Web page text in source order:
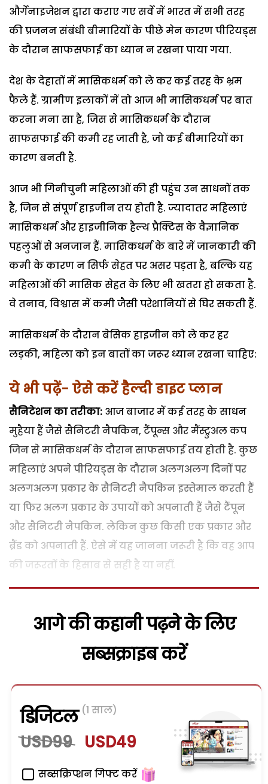
और्गेनाइजेशन द्वारा कराए गए सर्वे में भारत में सभी तरह
की प्रजनन संबंधी बीमारियों के पीछे मेन कारण पीरियड्स
के दौरान साफसफाई का ध्यान न रखना पाया गया.
देश के देहातों में मासिकधर्म को ले कर कई तरह के भ्रम
फैले हैं. ग्रामीण इलाकों में तो आज भी मासिकधर्म पर बात
करना मना सा है, जिस से मासिकधर्म के दौरान
साफसफाई की कमी रह जाती है, जो कई बीमारियों का
कारण बनती है.
आज भी गिनीचुनी महिलाओं की ही पहुंच उन साधनों तक
है, जिन से संपूर्ण हाइजीन तय होती है. ज्यादातर महिलाएं
मासिकधर्म और हाइजीनिक हैल्थ प्रैक्टिस के वैज्ञानिक
पहलुओं से अनजान हैं. मासिकधर्म के बारे में जानकारी की
कमी के कारण न सिर्फ सेहत पर असर पड़ता है, बल्कि यह
महिलाओं की मासिक सेहत के लिए भी खतरा हो सकता है.
वे तनाव, विश्वास में कमी जैसी परेशानियों से घिर सकती हैं.
मासिकधर्म के दौरान बेसिक हाइजीन को ले कर हर
लड़की, महिला को इन बातों का जरूर ध्यान रखना चाहिए:
ये भी पढ़ें- ऐसे करें हैल्दी डाइट प्लान
सैनिटेशन का तरीका: आज बाजार में कई तरह के साधन
मुहैया हैं जैसे सैनिटरी नैपकिन, टैंपून्स और मैंस्ट्रुअल कप
जिन से मासिकधर्म के दौरान साफसफाई तय होती है. कुछ
महिलाएं अपने पीरियड्स के दौरान अलगअलग दिनों पर
अलगअलग प्रकार के सैनिटरी नैपकिन इस्तेमाल करती हैं
या फिर अलग प्रकार के उपायों को अपनाती हैं जैसे टैंपून
और सैनिटरी नैपकिन. लेकिन कुछ किसी एक प्रकार और
ब्रैंड को अपनाती हैं. ऐसे में यह जानना जरूरी है कि वह आप
की जरूरतों के हिसाब से सही है या नहीं.
आगे की कहानी पढ़ने के लिए
सब्सक्राइब करें
डिजिटल (1 साल)
USD99 USD49
सब्सक्रिप्शन गिफ्ट करें